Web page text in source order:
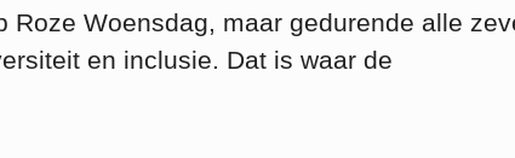
Woensdag, maar gedurende alle
en inclusie. Dat is waar de